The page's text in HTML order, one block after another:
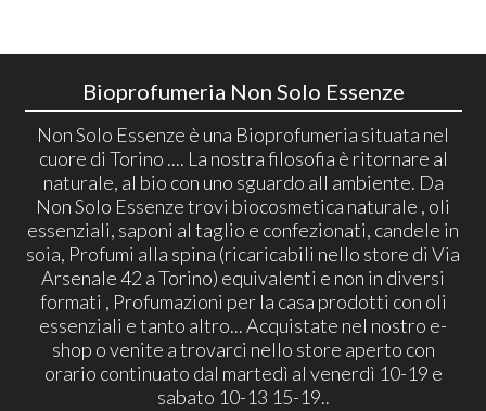
Bioprofumeria Non Solo Essenze
Non Solo Essenze è una Bioprofumeria situata nel
cuore di Torino .... La nostra filosofia è ritornare al
naturale, al bio con uno sguardo all ambiente. Da
Non Solo Essenze trovi biocosmetica naturale , oli
essenziali, saponi al taglio e confezionati, candele in
soia, Profumi alla spina (ricaricabili nello store di Via
Arsenale 42 a Torino) equivalenti e non in diversi
formati , Profumazioni per la casa prodotti con oli
essenziali e tanto altro... Acquistate nel nostro e-
shop o venite a trovarci nello store aperto con
orario continuato dal martedì al venerdì 10-19 e
sabato 10-13 15-19..